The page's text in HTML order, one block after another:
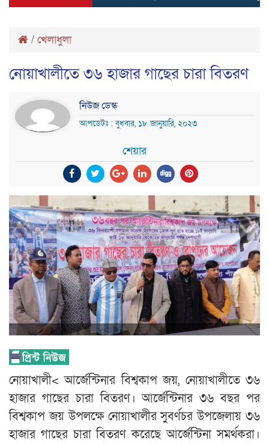
/ খেলাধুলা
নোয়াখালীতে ৩৬ হাজার গাছের চারা বিতরণ
নিউজ ডেস্ক
আপডেটঃ : বুধবার, ১৮ জানুয়ারি, ২০২৩
শেয়ার
নোয়াখালী< আর্জেন্টিনার বিশ্বকাপ জয়, নোয়াখালীতে ৩৬
হাজার গাছের চারা বিতরণ। আর্জেন্টিনার ৩৬ বছর পর
বিশ্বকাপ জয় উপলক্ষে নোয়াখালীর সুবর্ণচর উপজেলায় ৩৬
হাজার গাছের চারা বিতরণ করেছে আর্জেন্টিনা সমর্থকরা।